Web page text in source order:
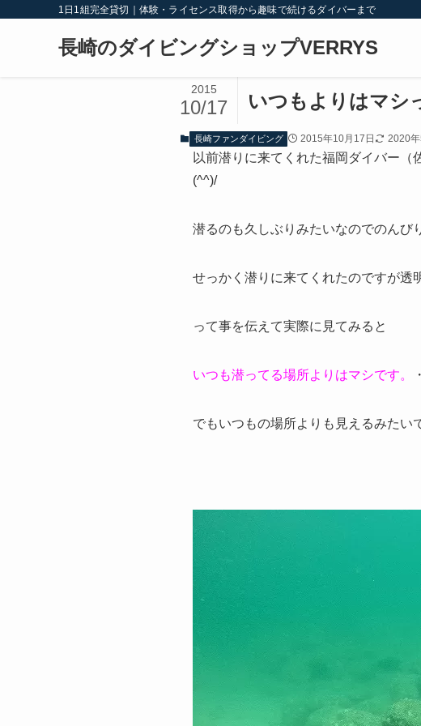
1日1組完全貸切｜体験・ライセンス取得から趣味で続けるダイバーまで
長崎のダイビングショップVERRYS
いつもよりはマシ
2015
10/17
長崎ファンダイビング 2015年10月17日 2020
以前潜りに来てくれた福岡ダイバー
(^^)/
潜るのも久しぶりみたいなのでのんび
せっかく潜りに来てくれたのですが透
って事を伝えて実際に見てみると
いつも潜ってる場所よりはマシです。
でもいつもの場所よりも見えるみたい